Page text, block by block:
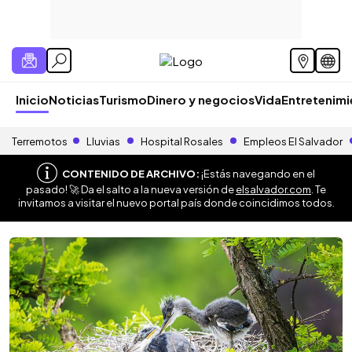
InicioNoticiasTurismoDinero y negociosVida
Terremotos Lluvias Hospital Rosales Empleos El Salvador
CONTENIDO DE ARCHIVO:¡Estás navegando en el
pasado! 🚀 Da el salto a la nueva versión deelsalvador.com . Te
invitamos a visitar el nuevo portal país donde coincidimos todos.